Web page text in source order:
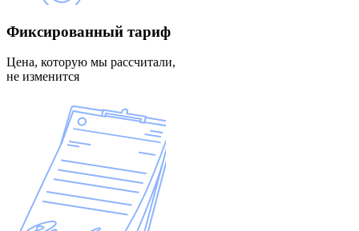
Фиксированный тариф
Цена, которую мы рассчитали,
не изменится